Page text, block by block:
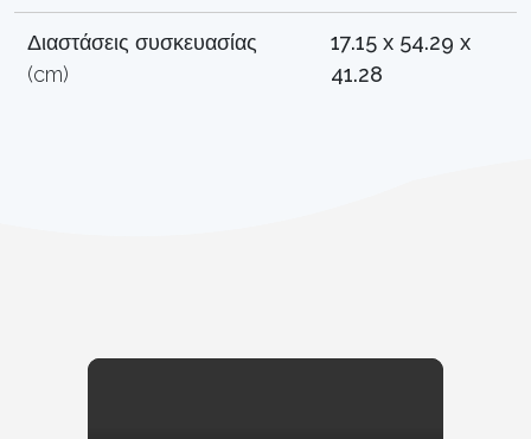
Διαστάσεις συσκευασίας
(cm)
17.15 x 54.29 x
41.28